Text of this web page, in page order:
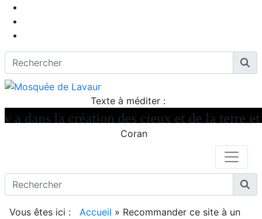
Texte à méditer :
dans la création des cieux et de la terre et
Coran
Vous êtes ici : Accueil » Recommander ce site à un